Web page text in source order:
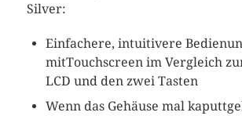
Silver:
Einfachere, intuitivere
mitTouchscreen im Vergleich
LCD und den zwei Tasten
Wenn das Gehäuse mal